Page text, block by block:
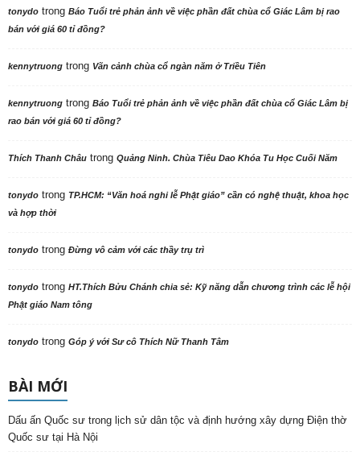
tonydo trong Báo Tuổi trẻ phản ảnh về việc phần đất chùa cổ Giác Lâm bị rao
bán với giá 60 tỉ đồng?
kennytruong trong Vãn cảnh chùa cổ ngàn năm ở Triều Tiên
kennytruong trong Báo Tuổi trẻ phản ảnh về việc phần đất chùa cổ Giác Lâm bị
rao bán với giá 60 tỉ đồng?
Thích Thanh Châu trong Quảng Ninh. Chùa Tiêu Dao Khóa Tu Học Cuối Năm
tonydo trong TP.HCM: “Văn hoá nghi lễ Phật giáo” cần có nghệ thuật, khoa học
và hợp thời
tonydo trong Đừng vô cảm với các thầy trụ trì
tonydo trong HT.Thích Bửu Chánh chia sẻ: Kỹ năng dẫn chương trình các lễ hội
Phật giáo Nam tông
tonydo trong Góp ý với Sư cô Thích Nữ Thanh Tâm
BÀI MỚI
Dấu ấn Quốc sư trong lịch sử dân tộc và định hướng xây dựng Điện thờ
Quốc sư tại Hà Nội